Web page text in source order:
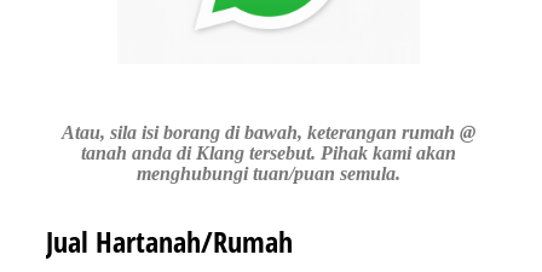
Atau, sila isi borang di bawah, keterangan rumah @
tanah anda di Klang tersebut. Pihak kami akan
menghubungi tuan/puan semula.